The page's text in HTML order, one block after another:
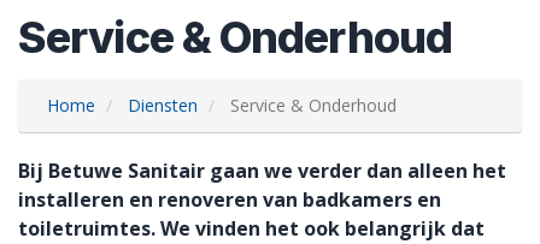
Service & Onderhoud
Home Diensten Service & Onderhoud
Bij Betuwe Sanitair gaan we verder dan alleen het
installeren en renoveren van badkamers en
toiletruimtes. We vinden het ook belangrijk dat